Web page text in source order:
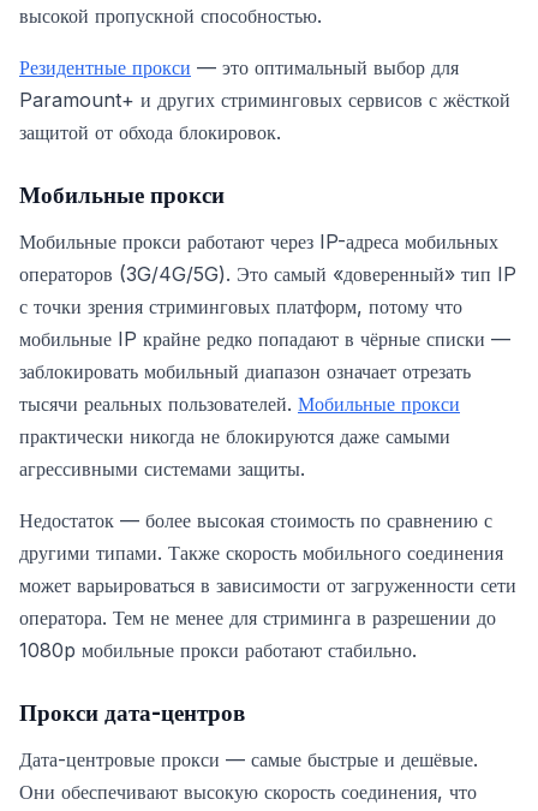
высокой пропускной способностью.
Резидентные прокси — это оптимальный выбор для
Paramount+ и других стриминговых сервисов с жёсткой
защитой от обхода блокировок.
Мобильные прокси
Мобильные прокси работают через IP-адреса мобильных
операторов (3G/4G/5G). Это самый «доверенный» тип IP
с точки зрения стриминговых платформ, потому что
мобильные IP крайне редко попадают в чёрные списки —
заблокировать мобильный диапазон означает отрезать
тысячи реальных пользователей. Мобильные прокси
практически никогда не блокируются даже самыми
агрессивными системами защиты.
Недостаток — более высокая стоимость по сравнению с
другими типами. Также скорость мобильного соединения
может варьироваться в зависимости от загруженности сети
оператора. Тем не менее для стриминга в разрешении до
1080p мобильные прокси работают стабильно.
Прокси дата-центров
Дата-центровые прокси — самые быстрые и дешёвые.
Они обеспечивают высокую скорость соединения, что